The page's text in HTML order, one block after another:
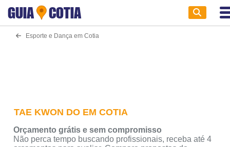
GUIA COTIA
Esporte e Dança em Cotia
TAE KWON DO EM COTIA
Orçamento grátis e sem compromisso
Não perca tempo buscando profissionais, receba até 4